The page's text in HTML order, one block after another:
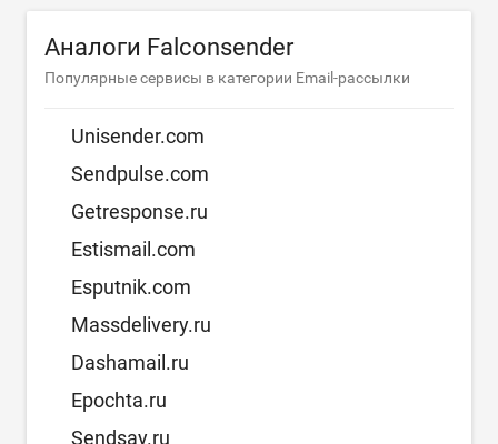
Аналоги Falconsender
Популярные сервисы в категории Email-рассылки
Unisender.com
Sendpulse.com
Getresponse.ru
Estismail.com
Esputnik.com
Massdelivery.ru
Dashamail.ru
Epochta.ru
Sendsay.ru